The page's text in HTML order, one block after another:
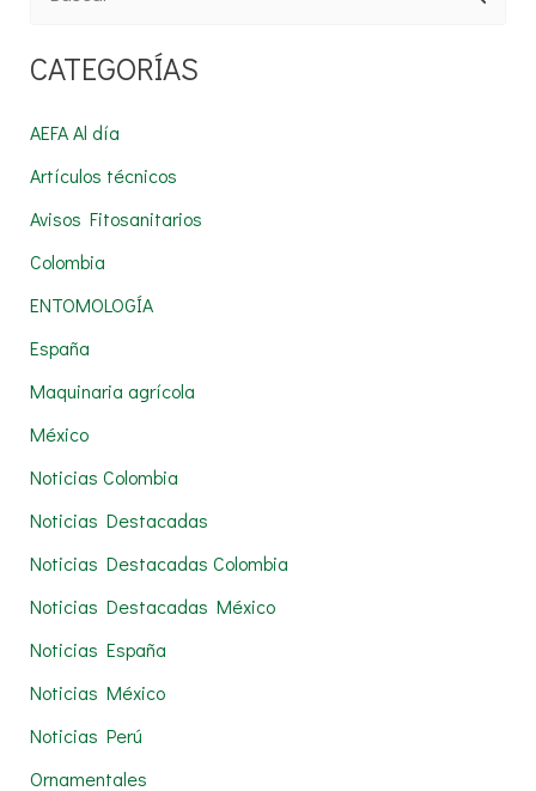
s
r
p
o
r
:
CATEGORÍAS
AEFA Al día
Artículos técnicos
Avisos Fitosanitarios
Colombia
ENTOMOLOGÍA
España
Maquinaria agrícola
México
Noticias Colombia
Noticias Destacadas
Noticias Destacadas Colombia
Noticias Destacadas México
Noticias España
Noticias México
Noticias Perú
Ornamentales